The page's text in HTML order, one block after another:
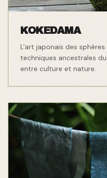
KOKEDAMA
L'art japonais des
techniques ancestrales
entre culture et nature.